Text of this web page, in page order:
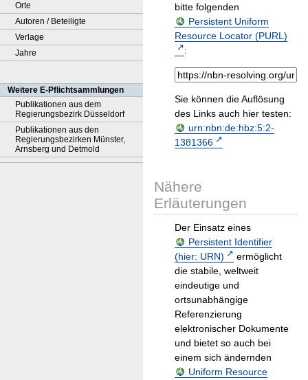
Orte
Autoren / Beteiligte
Verlage
Jahre
Weitere E-Pflichtsammlungen
Publikationen aus dem
Regierungsbezirk Düsseldorf
Publikationen aus den
Regierungsbezirken Münster,
Arnsberg und Detmold
bitte folgenden
Persistent Uniform
Resource Locator (PURL)
:
Sie können die Auflösung
des Links auch hier testen:
urn:nbn:de:hbz:5:2-
1381366
Nähere
Erläuterungen
Der Einsatz eines
Persistent Identifier
(hier: URN)
ermöglicht
die stabile, weltweit
eindeutige und
ortsunabhängige
Referenzierung
elektronischer Dokumente
und bietet so auch bei
einem sich ändernden
Uniform Resource